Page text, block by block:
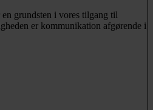
grundsten i vores tilgang til
er kommunikation afgørende i